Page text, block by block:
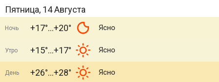
Пятница, 14 Августа
Ночь +17° +20° Ясно
Утро +15° +17° Ясно
День +26° +28° Ясно